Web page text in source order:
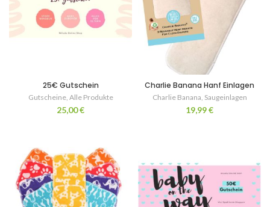
25€ Gutschein
Gutscheine, Alle Produkte
25,00€
Charlie Banana Hanf Einlagen
Charlie Banana, Saugeinlagen
19,99€